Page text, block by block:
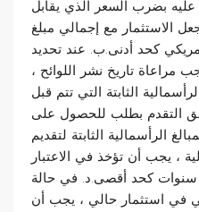
بضرب السعر الذي يقابل
الاستثمار مع إجمالي مبلغ
دولار أمريكي كحد أدنى.ب. عند تحديد
مراعاة تاريخ نشر اللوائح ،
الرأسمالية الثابتة التي تتم قبل
حق التقدم بطلب للحصول على
الرأسمالية الثابتة لتقديم
، يجب أن تؤخذ في الاعتبار
النفقات التي تمت في آخر 3 سنوات كحد أقصى.د. في حالة
في استثمار حالي ، يجب أن